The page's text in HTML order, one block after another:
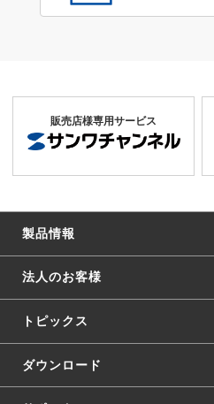
販売店様専用サービス
製品情報
法人のお客様
トピックス
ダウンロード